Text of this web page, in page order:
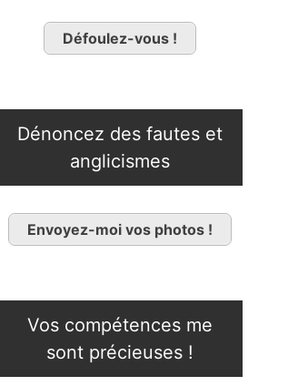
Défoulez-vous !
Dénoncez des fautes et
anglicismes
Envoyez-moi vos photos !
Vos compétences me
sont précieuses !